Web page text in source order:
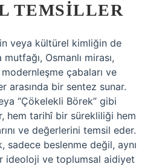
TEMSILLER
veya kültürel kimliğin de
mutfağı, Osmanlı mirası,
çabaları ve
arasında bir sentez sunar.
“Çökelekli Börek” gibi
hem tarihî bir sürekliliği hem
ve değerlerini temsil eder.
sadece beslenme değil, aynı
ideoloji ve toplumsal aidiyet